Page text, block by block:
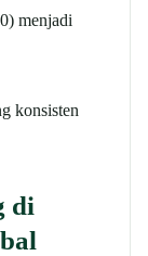
menjadi
konsisten
di